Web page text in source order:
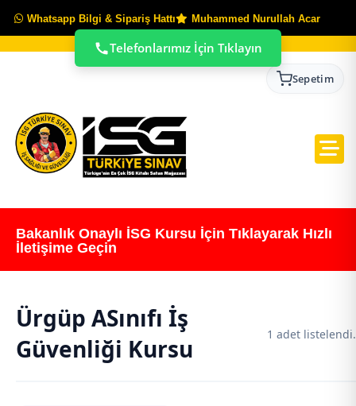
Whatsapp Bilgi & Sipariş Hattı Muhammed Nurullah Acar
Sepetim
Bakanlık Onaylı İSG Kursu İçin Tıklayarak Hızlı
İletişime Geçin
Ürgüp ASınıfı İş
Güvenliği Kursu
1 adet listelendi.
Telefonlarımız İçin Tıklayın